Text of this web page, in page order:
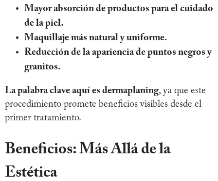
Mayor absorción de productos para el cuidado
de la piel.
Maquillaje más natural y uniforme.
Reducción de la apariencia de puntos negros y
granitos.
La palabra clave aquí es dermaplaning, ya que este
procedimiento promete beneficios visibles desde el
primer tratamiento.
Beneficios: Más Allá de la
Estética